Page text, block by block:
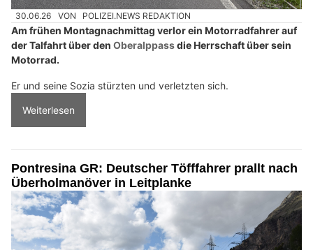
30.06.26 VON POLIZEI.NEWS REDAKTION
Am frühen Montagnachmittag verlor ein Motorradfahrer auf
der Talfahrt über den Oberalppassdie Herrschaft über sein
Motorrad.
Er und seine Sozia stürzten und verletzten sich.
Weiterlesen
Pontresina GR: Deutscher Töfffahrer prallt nach
Überholmanöver in Leitplanke